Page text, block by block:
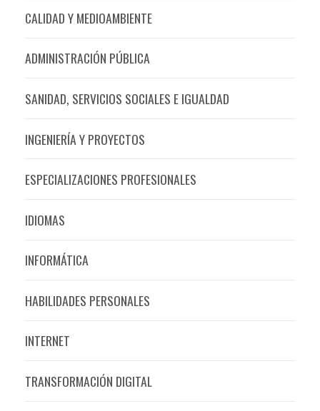
CALIDAD Y MEDIOAMBIENTE
ADMINISTRACIÓN PÚBLICA
SANIDAD, SERVICIOS SOCIALES E IGUALDAD
INGENIERÍA Y PROYECTOS
ESPECIALIZACIONES PROFESIONALES
IDIOMAS
INFORMÁTICA
HABILIDADES PERSONALES
INTERNET
TRANSFORMACIÓN DIGITAL